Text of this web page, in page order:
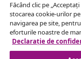
Făcând clic pe
stocarea cookie-urilor
navigarea pe site,
eforturile noastre de
Declarație de